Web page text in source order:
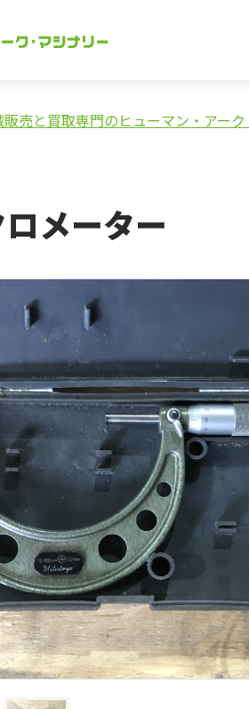
売と買取専門のヒューマン・アー
メーター